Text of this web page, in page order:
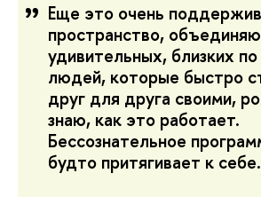
Еще это очень
пространство,
удивительных, близких
людей, которые быстро
друг для друга своими,
знаю, как это работает.
Бессознательное
будто притягивает к себе.